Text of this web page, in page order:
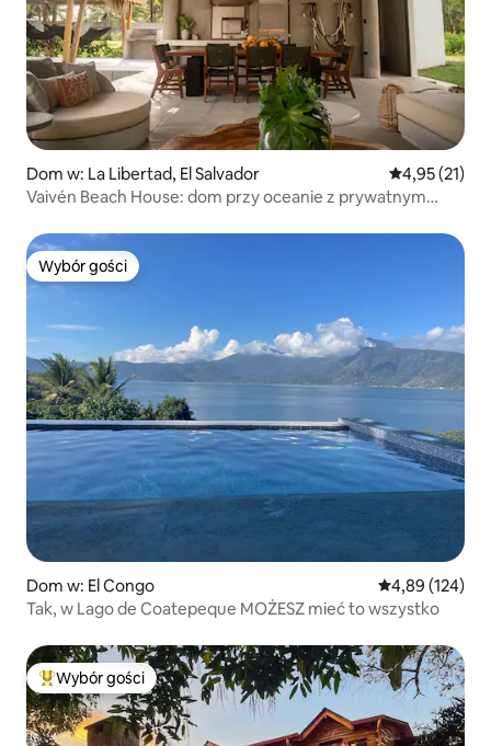
Dom w: La Libertad, El Salvador Średnia
4,95 (21)
Vaivén Beach House: dom przy oceanie z prywatnym
Wybór gości
Wybór gości
Dom w: El Congo Średnia
4,89 (124)
Tak, w Lago de Coatepeque MOŻESZ mieć to wszystko
Najpopularniejsze z kategorii Wybór gości
Wybór gości